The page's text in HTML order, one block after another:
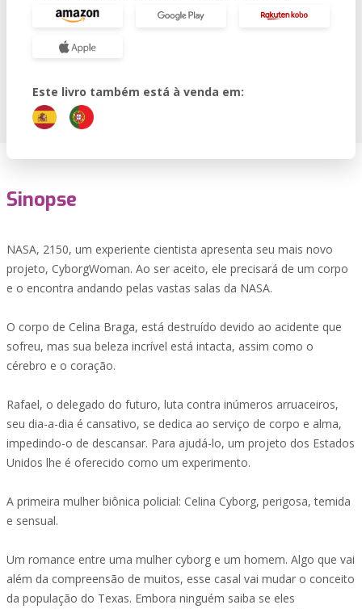
Este livro também está à venda em:
Sinopse
NASA, 2150, um experiente cientista apresenta seu mais novo
projeto, CyborgWoman. Ao ser aceito, ele precisará de um corpo
e o encontra andando pelas vastas salas da NASA.
O corpo de Celina Braga, está destruído devido ao acidente que
sofreu, mas sua beleza incrível está intacta, assim como o
cérebro e o coração.
Rafael, o delegado do futuro, luta contra inúmeros arruaceiros,
seu dia-a-dia é cansativo, se dedica ao serviço de corpo e alma,
impedindo-o de descansar. Para ajudá-lo, um projeto dos Estados
Unidos lhe é oferecido como um experimento.
A primeira mulher biônica policial: Celina Cyborg, perigosa, temida
e sensual.
Um romance entre uma mulher cyborg e um homem. Algo que vai
além da compreensão de muitos, esse casal vai mudar o conceito
da população do Texas. Embora ninguém saiba se eles